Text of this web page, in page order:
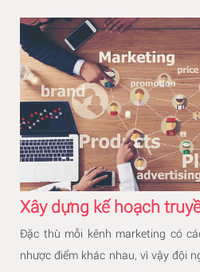
Xây dựng kế hoạch
Đặc thù mỗi kênh marketing có
nhược điểm khác nhau, vì vậy đội